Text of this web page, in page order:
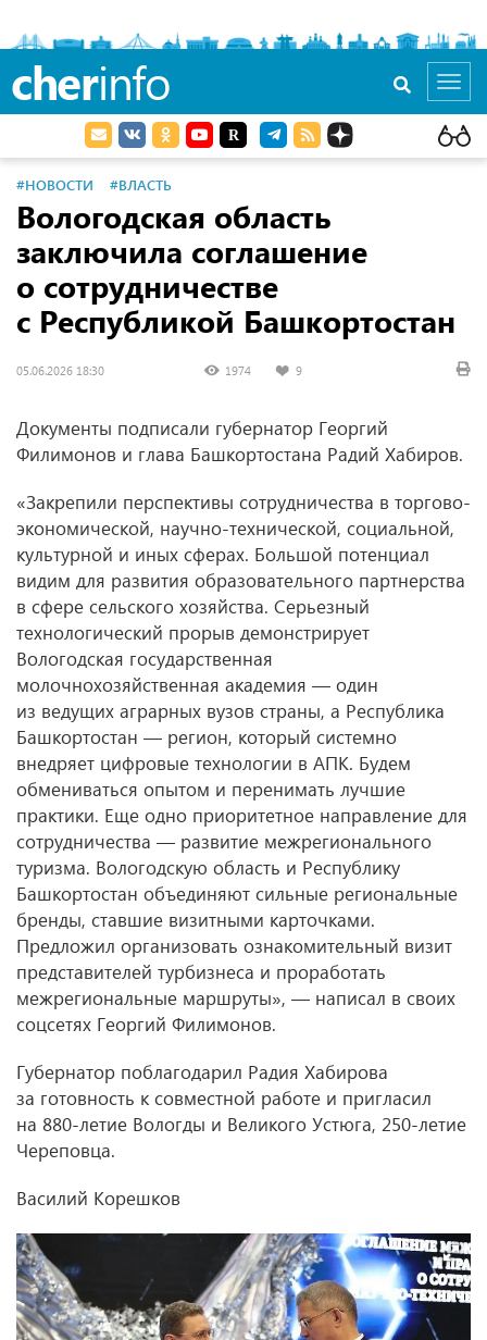
cherinfo
#НОВОСТИ #ВЛАСТЬ
Вологодская область
заключила соглашение
о сотрудничестве
с Республикой Башкортостан
05.06.2026 18:30 1974 9
Документы подписали губернатор Георгий
Филимонов и глава Башкортостана Радий Хабиров.
«Закрепили перспективы сотрудничества в торгово-
экономической, научно-технической, социальной,
культурной и иных сферах. Большой потенциал
видим для развития образовательного партнерства
в сфере сельского хозяйства. Серьезный
технологический прорыв демонстрирует
Вологодская государственная
молочнохозяйственная академия — один
из ведущих аграрных вузов страны, а Республика
Башкортостан — регион, который системно
внедряет цифровые технологии в АПК. Будем
обмениваться опытом и перенимать лучшие
практики. Еще одно приоритетное направление для
сотрудничества — развитие межрегионального
туризма. Вологодскую область и Республику
Башкортостан объединяют сильные региональные
бренды, ставшие визитными карточками.
Предложил организовать ознакомительный визит
представителей турбизнеса и проработать
межрегиональные маршруты», — написал в своих
соцсетях Георгий Филимонов.
Губернатор поблагодарил Радия Хабирова
за готовность к совместной работе и пригласил
на 880-летие Вологды и Великого Устюга, 250-летие
Череповца.
Василий Корешков